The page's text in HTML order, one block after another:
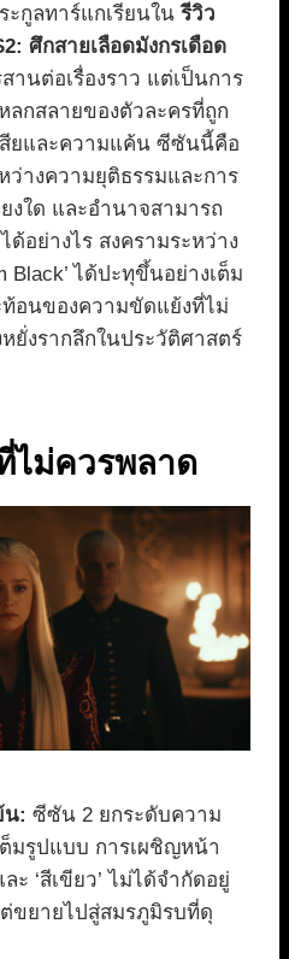
ะกูลทาร์แกเรียนในรีวิว
ศึกสายเลือดมังกรเดือด
านต่อเรื่องราว แต่เป็นการ
ลกสลายของตัวละครที่ถูก
ยและความแค้น ซีซันนี้คือ
ว่างความยุติธรรมและการ
งใด และอำนาจสามารถ
อย่างไร สงครามระหว่าง
Black’ ได้ปะทุขึ้นอย่างเต็ม
อนของความขัดแย้งที่ไม่
ยั่งรากลึกในประวัติศาสตร์
ไม่ควรพลาด
น: ซีซัน 2 ยกระดับความ
ต็มรูปแบบ การเผชิญหน้า
ะ ‘สีเขียว’ ไม่ได้จำกัดอยู่
ขยายไปสู่สมรภูมิรบที่ดุ